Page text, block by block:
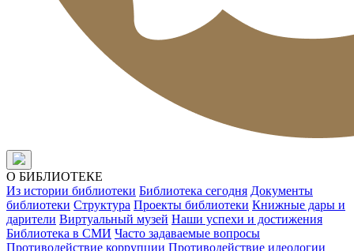
О БИБЛИОТЕКЕ
Из истории библиотеки Библиотека сегодня Документы
библиотеки Структура Проекты библиотеки Книжные дары и
дарители Виртуальный музей Наши успехи и достижения
Библиотека в СМИ Часто задаваемые вопросы
Противодействие коррупции Противодействие идеологии